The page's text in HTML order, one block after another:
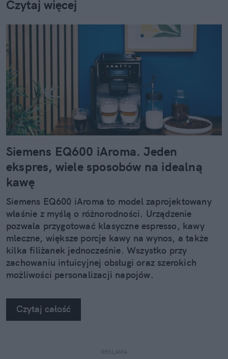
obejmuje zarówno Bergmana, jak i kiczowate filmy
klasy B. Po godzinach piszę artykuły naukowe o
horrorach, które czasem nawet ktoś czyta.
Czytaj więcej
Siemens EQ600 iAroma. Jeden
ekspres, wiele sposobów na idealną
kawę
Siemens EQ600 iAroma to model zaprojektowany
właśnie z myślą o różnorodności. Urządzenie
pozwala przygotować klasyczne espresso, kawy
mleczne, większe porcje kawy na wynos, a także
kilka filiżanek jednocześnie. Wszystko przy
zachowaniu intuicyjnej obsługi oraz szerokich
możliwości personalizacji napojów.
Czytaj całość
REKLAMA